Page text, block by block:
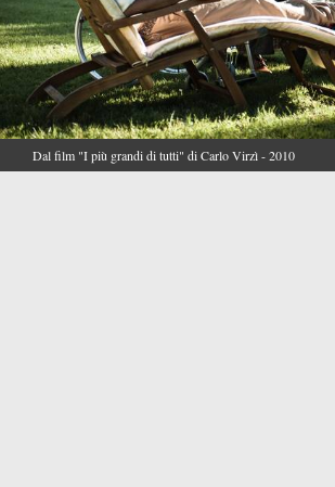
Dal film "I più grandi di tutti" di Carlo Virzì - 2010